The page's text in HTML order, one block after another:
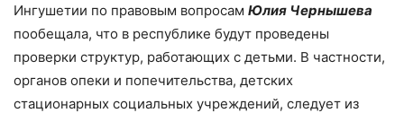
Ингушетии по правовым вопросам Юлия Чернышева
пообещала, что в республике будут проведены
проверки структур, работающих с детьми. В частности,
органов опеки и попечительства, детских
стационарных социальных учреждений, следует из